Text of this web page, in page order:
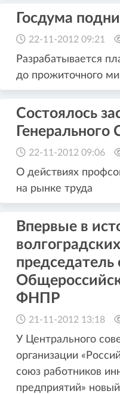
Госдума
22-11-2012 09:21
Разрабатывается
до прожиточного
Состоялось
22-11-2012 09:06
О действиях
на рынке труда
Впервые в
председатель
ФНПР
21-11-2012 13:18
У Центрального
организации
союз работников
предприятий»